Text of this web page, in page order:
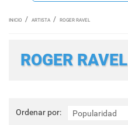
INICIO ARTISTA ROGER RAVEL
ROGER RAVEL
Ordenar por: Popularidad
Ordenar
por: